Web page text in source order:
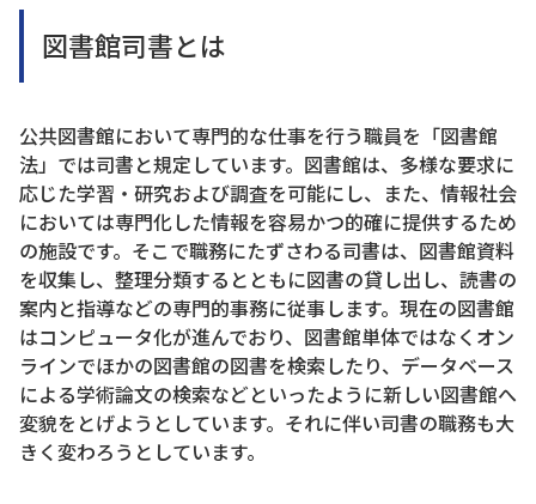
図書館司書とは
公共図書館において専門的な仕事を行う職員を「図書館
法」では司書と規定しています。図書館は、多様な要求に
応じた学習・研究および調査を可能にし、また、情報社会
においては専門化した情報を容易かつ的確に提供するため
の施設です。そこで職務にたずさわる司書は、図書館資料
を収集し、整理分類するとともに図書の貸し出し、読書の
案内と指導などの専門的事務に従事します。現在の図書館
はコンピュータ化が進んでおり、図書館単体ではなくオン
ラインでほかの図書館の図書を検索したり、データベース
による学術論文の検索などといったように新しい図書館へ
変貌をとげようとしています。それに伴い司書の職務も大
きく変わろうとしています。